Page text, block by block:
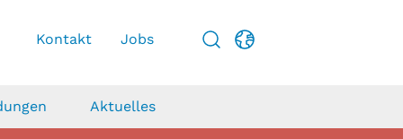
Kontakt Jobs Sucheenglish
Aktuelles